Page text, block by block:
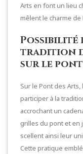
Arts en font un lieu
mêlent le charme de
Possibilité
tradition
sur le pont
Sur le Pont des
participer à la
accrochant un
grilles du pont et en
scellent ainsi leur
Cette pratique